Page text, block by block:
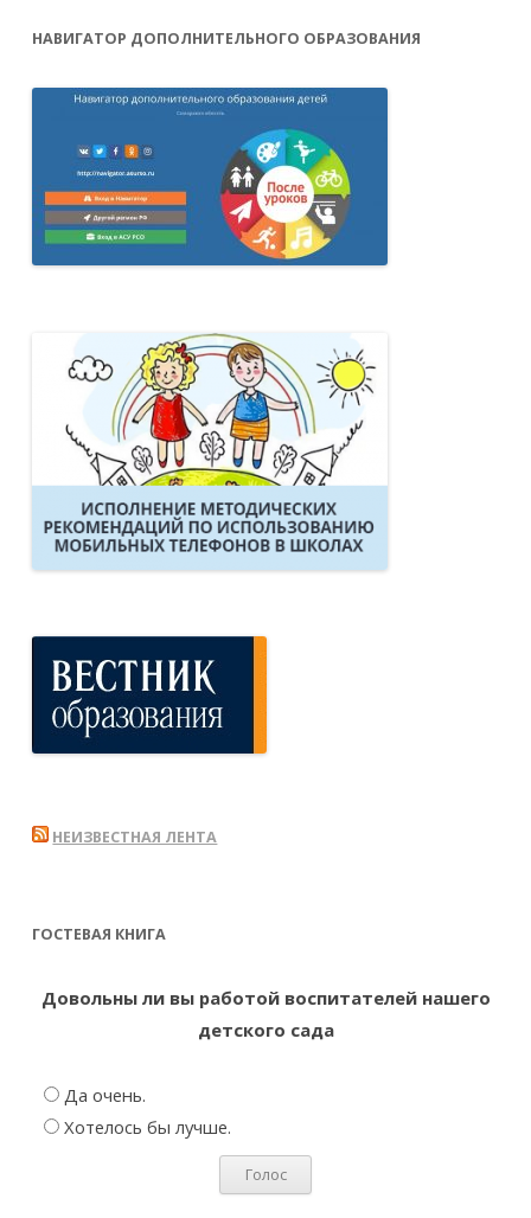
НАВИГАТОР ДОПОЛНИТЕЛЬНОГО ОБРАЗОВАНИЯ
НЕИЗВЕСТНАЯ ЛЕНТА
ГОСТЕВАЯ КНИГА
Довольны ли вы работой воспитателей нашего
детского сада
Да очень.
Хотелось бы лучше.